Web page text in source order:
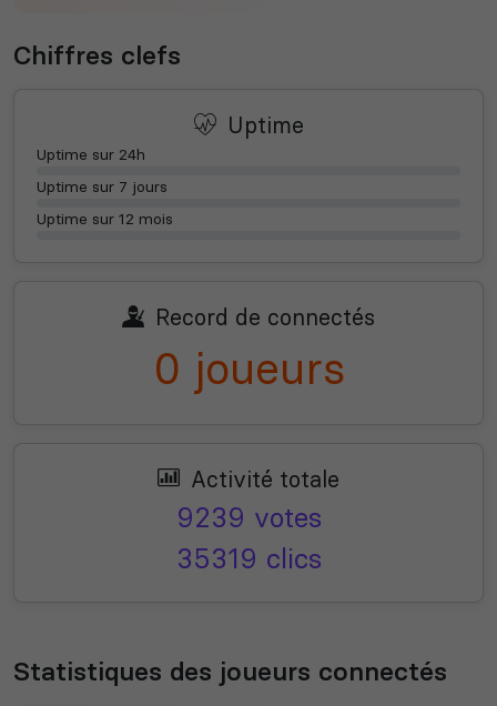
Chiffres clefs
Uptime
Uptime sur 24h
Uptime sur 7 jours
Uptime sur 12 mois
Record de connectés
0 joueurs
Activité totale
9239 votes
35319 clics
Statistiques des joueurs connectés